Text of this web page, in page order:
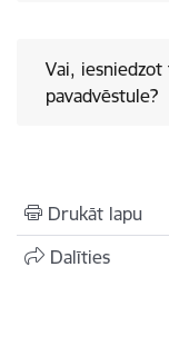
Vai,
pavadvēstule?
Drukāt lapu
Dalīties